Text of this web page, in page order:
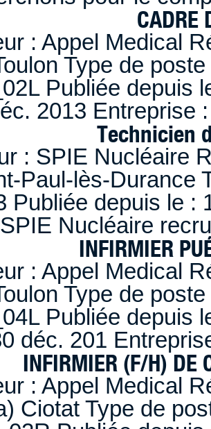
CADRE
: Appel Medical
Type de
Publiée depuis
2013
Technicien
: SPIE Nucléaire
Paul-lès-Durance
Publiée depuis le :
SPIE Nucléaire
INFIRMIER
: Appel Medical
Type de
Publiée depuis
déc. 201
INFIRMIER (F/H) DE
: Appel Medical
Ciotat Type de